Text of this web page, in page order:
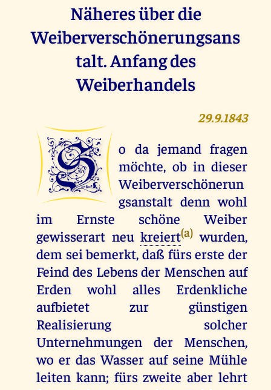
Näheres über die
Weiberverschönerungsans
talt. Anfang des
Weiberhandels
29.9.1843
S
o da jemand fragen
möchte, ob in dieser
Weiberverschönerun
gsanstalt denn wohl
im Ernste schöne Weiber
gewisserart neukreiert(a) wurden,
dem sei bemerkt, daß fürs erste der
Feind des Lebens der Menschen auf
Erden wohl alles Erdenkliche
aufbietet zur günstigen
Realisierung solcher
Unternehmungen der Menschen,
wo er das Wasser auf seine Mühle
leiten kann; fürs zweite aber lehrt